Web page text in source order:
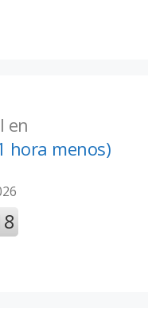
en
hora menos)